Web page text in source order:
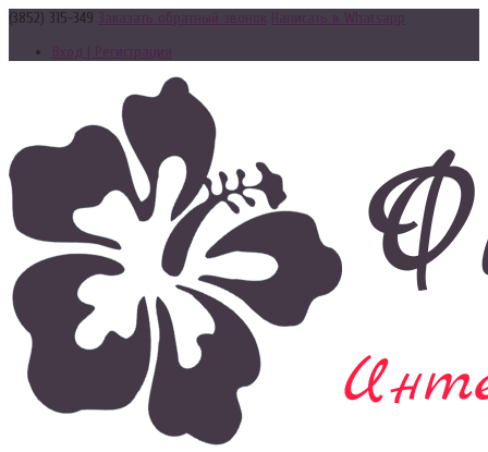
(3852) 315-349 Заказать обратный звонок Написать в Whatsapp
Вход | Регистрация